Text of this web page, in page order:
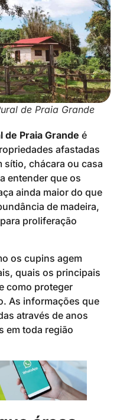
de Praia Grande
de Praia Grande é
afastadas
sítio, chácara ou casa
entender que os
ainda maior do que
de madeira,
proliferação
os cupins agem
quais os principais
como proteger
As informações que
através de anos
em toda região